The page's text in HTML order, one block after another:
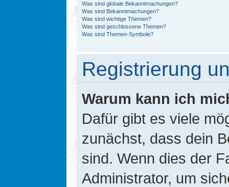
Was sind globale Bekanntmachungen?
Was sind Bekanntmachungen?
Was sind wichtige Themen?
Was sind geschlossene Themen?
Was sind Themen-Symbole?
Registrierung
Warum kann ich
Dafür gibt es viele
zunächst, dass dein
sind. Wenn dies der
Administrator, um